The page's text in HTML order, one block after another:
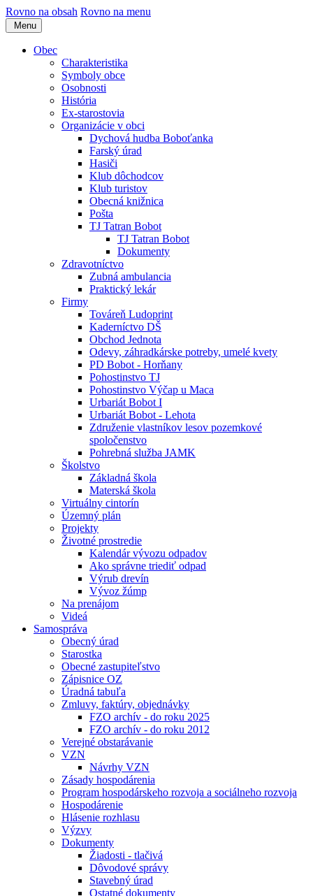
Rovno na obsah Rovno na menu
Menu
Obec
Charakteristika
Symboly obce
Osobnosti
História
Ex-starostovia
Organizácie v obci
Dychová hudba Boboťanka
Farský úrad
Hasiči
Klub dôchodcov
Klub turistov
Obecná knižnica
Pošta
TJ Tatran Bobot
TJ Tatran Bobot
Dokumenty
Zdravotníctvo
Zubná ambulancia
Praktický lekár
Firmy
Továreň Ludoprint
Kaderníctvo DŠ
Obchod Jednota
Odevy, záhradkárske potreby, umelé kvety
PD Bobot - Horňany
Pohostinstvo TJ
Pohostinstvo Výčap u Maca
Urbariát Bobot I
Urbariát Bobot - Lehota
Združenie vlastníkov lesov pozemkové
spoločenstvo
Pohrebná služba JAMK
Školstvo
Základná škola
Materská škola
Virtuálny cintorín
Územný plán
Projekty
Životné prostredie
Kalendár vývozu odpadov
Ako správne triediť odpad
Výrub drevín
Vývoz žúmp
Na prenájom
Videá
Samospráva
Obecný úrad
Starostka
Obecné zastupiteľstvo
Zápisnice OZ
Úradná tabuľa
Zmluvy, faktúry, objednávky
FZO archív - do roku 2025
FZO archív - do roku 2012
Verejné obstarávanie
VZN
Návrhy VZN
Zásady hospodárenia
Program hospodárskeho rozvoja a sociálneho rozvoja
Hospodárenie
Hlásenie rozhlasu
Výzvy
Dokumenty
Žiadosti - tlačivá
Dôvodové správy
Stavebný úrad
Ostatné dokumenty